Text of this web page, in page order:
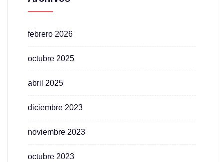
febrero 2026
octubre 2025
abril 2025
diciembre 2023
noviembre 2023
octubre 2023